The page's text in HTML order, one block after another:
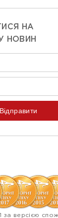
НА
НОВИН
Відправити
версією